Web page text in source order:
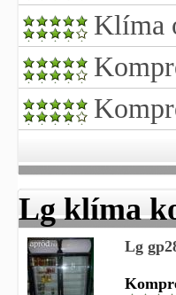
Klíma
Lg klíma
Lg